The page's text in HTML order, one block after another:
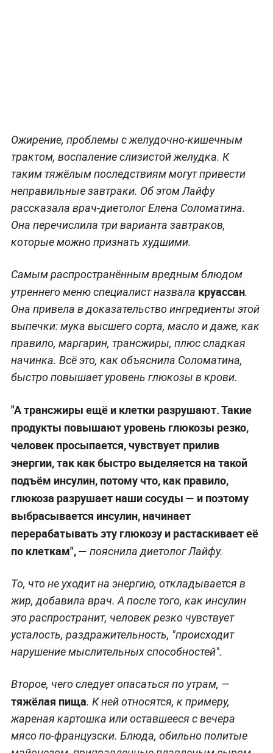
Ожирение, проблемы с желудочно-кишечным
трактом, воспаление слизистой желудка. К
таким тяжёлым последствиям могут привести
неправильные завтраки. Об этом Лайфу
рассказала врач-диетолог Елена Соломатина.
Она перечислила три варианта завтраков,
которые можно признать худшими.
Самым распространённым вредным блюдом
утреннего меню специалист назвала круассан.
Она привела в доказательство ингредиенты этой
выпечки: мука высшего сорта, масло и даже, как
правило, маргарин, трансжиры, плюс сладкая
начинка. Всё это, как объяснила Соломатина,
быстро повышает уровень глюкозы в крови.
"А трансжиры ещё и клетки разрушают. Такие
продукты повышают уровень глюкозы резко,
человек просыпается, чувствует прилив
энергии, так как быстро выделяется на такой
подъём инсулин, потому что, как правило,
глюкоза разрушает наши сосуды — и поэтому
выбрасывается инсулин, начинает
перерабатывать эту глюкозу и растаскивает её
по клеткам", — пояснила диетолог Лайфу.
То, что не уходит на энергию, откладывается в
жир, добавила врач. А после того, как инсулин
это распространит, человек резко чувствует
усталость, раздражительность, "происходит
нарушение мыслительных способностей".
Второе, чего следует опасаться по утрам, —
тяжёлая пища. К ней относятся, к примеру,
жареная картошка или оставшееся с вечера
мясо по-французски. Блюда, обильно политые